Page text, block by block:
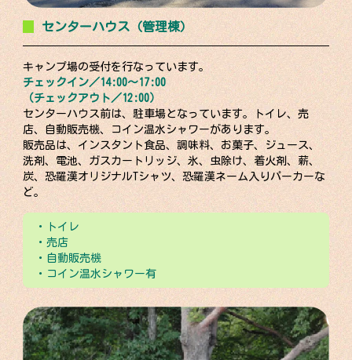
センターハウス（管理棟）
キャンプ場の受付を行なっています。
チェックイン／14:00～17:00
（チェックアウト／12:00）
センターハウス前は、駐車場となっています。トイレ、売
店、自動販売機、コイン温水シャワーがあります。
販売品は、インスタント食品、調味料、お菓子、ジュース、
洗剤、電池、ガスカートリッジ、氷、虫除け、着火剤、薪、
炭、恐羅漢オリジナルTシャツ、恐羅漢ネーム入りパーカーな
ど。
・トイレ
・売店
・自動販売機
・コイン温水シャワー有